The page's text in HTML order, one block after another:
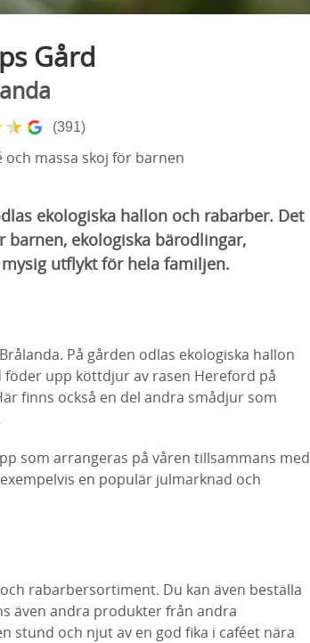
Gård
★ (391)
massa skoj för barnen
ekologiska hallon och rabarber. Det
ekologiska bärodlingar,
utflykt för hela familjen.
På gården odlas ekologiska hallon
upp köttdjur av rasen Hereford på
finns också en del andra smådjur som
som arrangeras på våren tillsammans med
en populär julmarknad och
rabarbersortiment. Du kan även beställa
även andra produkter från andra
stund och njut av en god fika i caféet nära